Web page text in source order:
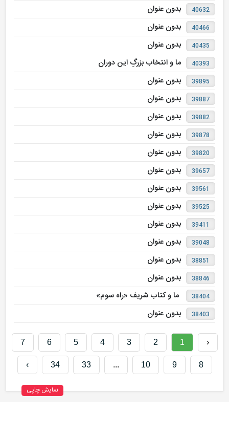
40632 بدون عنوان
40466 بدون عنوان
40435 بدون عنوان
40393 ما و انتخاب بزرگِ این دوران
39895 بدون عنوان
39887 بدون عنوان
39882 بدون عنوان
39878 بدون عنوان
39820 بدون عنوان
39657 بدون عنوان
39561 بدون عنوان
39525 بدون عنوان
39411 بدون عنوان
39048 بدون عنوان
38851 بدون عنوان
38846 بدون عنوان
38404 ما و کتاب شریف «راه سوم»
38403 بدون عنوان
‹
1
2
3
4
5
6
7
8
9
10
...
33
34
›
نمایش چاپی